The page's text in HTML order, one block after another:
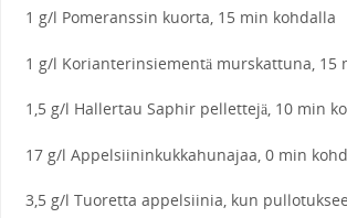
1 g/l Pomeranssin kuorta, 15 min kohdalla
1 g/l Korianterinsiementä murskattuna, 15
1,5 g/l Hallertau Saphir pellettejä, 10 min
17 g/l Appelsiininkukkahunajaa, 0 min
3,5 g/l Tuoretta appelsiinia, kun